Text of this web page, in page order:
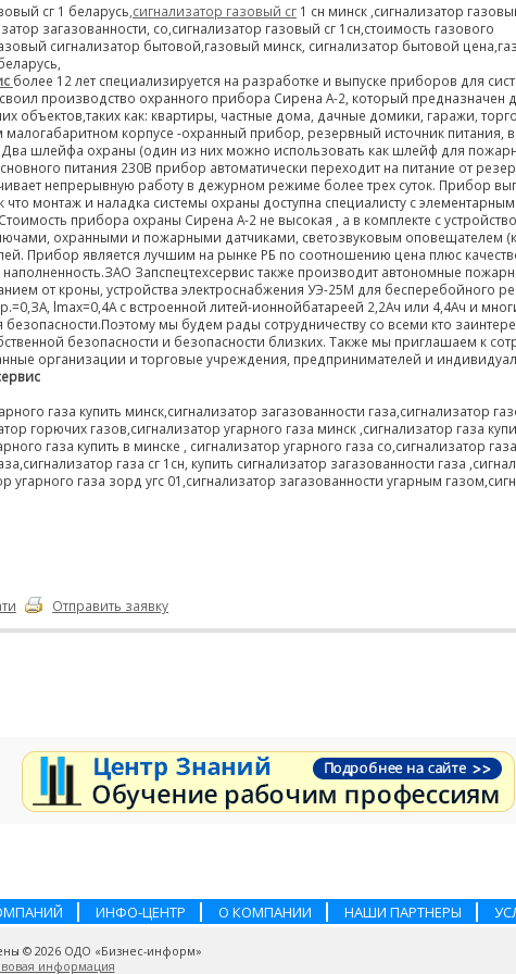
сг 1 беларусь ,сигнализатор газовый сг 1 сн минск ,сигнализатор
загазованности, со,сигнализатор газовый сг 1сн,стоимость газового
сигнализатор бытовой,газовый минск, сигнализатор бытовой
более 12 лет специализируется на разработке и выпуске приборов для
производство охранного прибора Сирена А-2, который предназначен
объектов,таких как: квартиры, частные дома, дачные домики, гаражи,
корпусе -охранный прибор, резервный источник питания,
Два шлейфа охраны (один из них можно использовать как шлейф для
питания 230В прибор автоматически переходит на питание от
непрерывную работу в дежурном режиме более трех суток. Прибор
что монтаж и наладка системы охраны доступна специалисту с
прибора охраны Сирена А-2 не высокая , а в комплекте с
охранными и пожарными датчиками, светозвуковым оповещателем
Прибор является лучшим на рынке РБ по соотношению цена плюс
Запспецтехсервис также производит автономные
от кроны, устройства электроснабжения УЭ-25М для бесперебойного
lmax=0,4A с встроенной литей-ионнойбатареей 2,2Ач или 4,4Ач и
безопасности.Поэтому мы будем рады сотрудничеству со всеми кто
безопасности и безопасности близких. Также мы приглашаем к
организации и торговые учреждения, предпринимателей и
газа купить минск,сигнализатор загазованности газа,сигнализатор
горючих газов,сигнализатор угарного газа минск ,сигнализатор газа
газа купить в минске , сигнализатор угарного газа со,сигнализатор
газа сг 1сн, купить сигнализатор загазованности газа
угарного газа зорд угс 01,сигнализатор загазованности угарным
Отправить заявку
ИНФО-ЦЕНТР О КОМПАНИИ НАШИ ПАРТНЕРЫ
© 2026 ОДО «Бизнес-информ»
информация